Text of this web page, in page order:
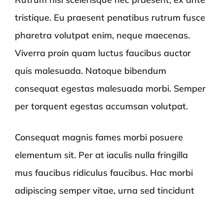
tristique. Eu praesent penatibus rutrum fusce
pharetra volutpat enim, neque maecenas.
Viverra proin quam luctus faucibus auctor
quis malesuada. Natoque bibendum
consequat egestas malesuada morbi. Semper
per torquent egestas accumsan volutpat.
Consequat magnis fames morbi posuere
elementum sit. Per at iaculis nulla fringilla
mus faucibus ridiculus faucibus. Hac morbi
adipiscing semper vitae, urna sed tincidunt